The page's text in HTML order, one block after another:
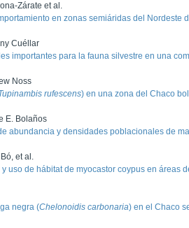
Zárate et al.
en zonas semiáridas del Nordeste
Cuéllar
importantes para la fauna silvestre en una
Noss
rufescens) en una zona del Chaco
E. Bolaños
abundancia y densidades poblacionales de
et al.
uso de hábitat de myocastor coypus en áreas
negra (Chelonoidis carbonaria) en el Chaco